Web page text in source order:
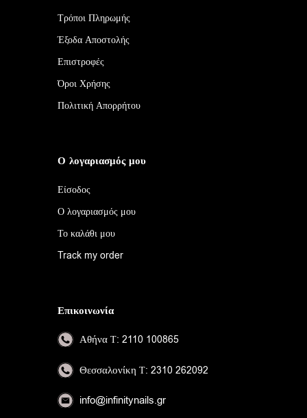
Τρόποι Πληρωμής
Έξοδα Αποστολής
Επιστροφές
Όροι Χρήσης
Πολιτική Απορρήτου
Ο λογαριασμός μου
Είσοδος
Ο λογαριασμός μου
Το καλάθι μου
Track my order
Επικοινωνία
ΑθήναΤ: 2110 100865
ΘεσσαλονίκηΤ: 2310 262092
info@infinitynails.gr